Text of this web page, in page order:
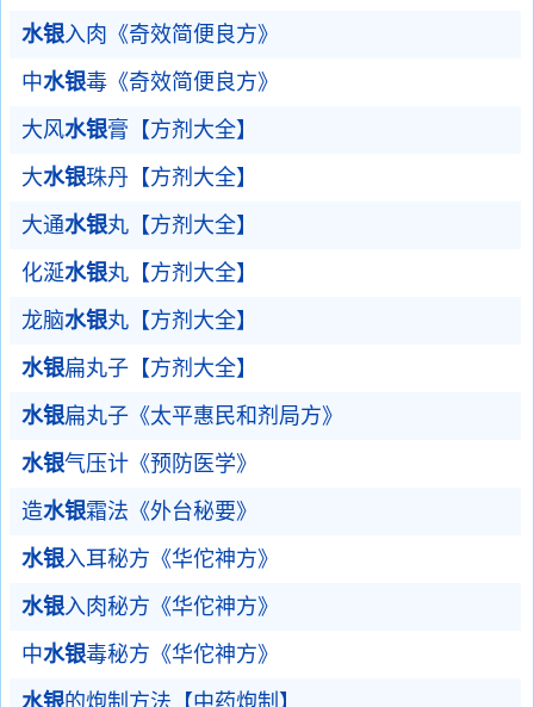
水银入肉《奇效简便良方》
中水银毒《奇效简便良方》
大风水银膏【方剂大全】
大水银珠丹【方剂大全】
大通水银丸【方剂大全】
化涎水银丸【方剂大全】
龙脑水银丸【方剂大全】
水银扁丸子【方剂大全】
水银扁丸子《太平惠民和剂局方》
水银气压计《预防医学》
造水银霜法《外台秘要》
水银入耳秘方《华佗神方》
水银入肉秘方《华佗神方》
中水银毒秘方《华佗神方》
水银的炮制方法【中药炮制】